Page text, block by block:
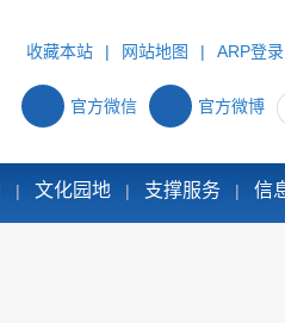
收藏本站 | 网站地图 | ARP登录
官方微信 官方微博
| 文化园地 | 支撑服务 | 信